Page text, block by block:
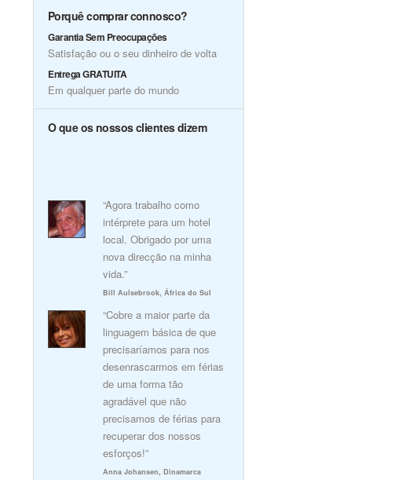
Porquê comprar connosco?
Garantia Sem Preocupações
Satisfação ou o seu dinheiro de volta
Entrega GRATUITA
Em qualquer parte do mundo
O que os nossos clientes dizem
“Agora trabalho como
intérprete para um hotel
local. Obrigado por uma
nova direcção na minha
vida.”
Bill Aulsebrook, África do Sul
“Cobre a maior parte da
linguagem básica de que
precisaríamos para nos
desenrascarmos em férias
de uma forma tão
agradável que não
precisamos de férias para
recuperar dos nossos
esforços!”
Anna Johansen, Dinamarca